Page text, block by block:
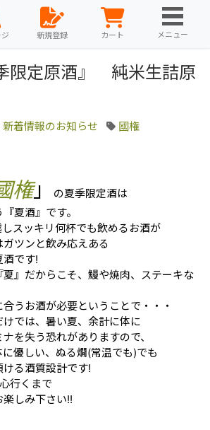
新規登録 カート メニュー
限定原酒』 純米生詰原
新着情報のお知らせ 國権
権」
の夏季限定酒は
夏酒』です。
スッキリ何杯でも飲めるお酒が
ツンと飲み応えある
酒です!
』だからこそ、鰻や焼肉、ステーキな
うお酒が必要ということで・・・
けでは、暑い夏、余計に体に
を失う恐れがありますので、
優しい、ぬる燗(常温でも)でも
る酒質設計です!
行くまで
しみ下さい!!